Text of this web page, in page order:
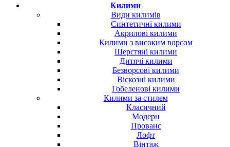
Килими
Види килимів
Синтетичні килими
Акрилові килими
Килими з високим ворсом
Шерстяні килими
Дитячі килими
Безворсові килими
Віскозні килими
Гобеленові килими
Килими за стилем
Класичний
Модерн
Прованс
Лофт
Вінтаж